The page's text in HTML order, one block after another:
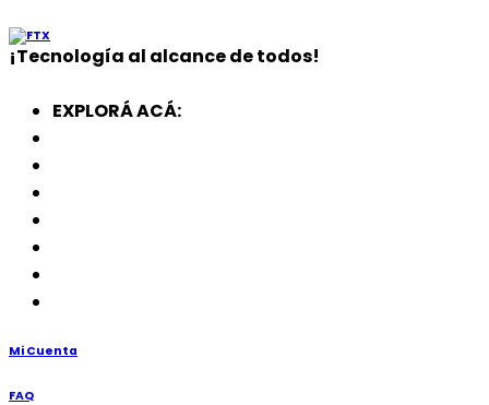
¡Tecnología al alcance de todos!
EXPLORÁ ACÁ:
Mi Cuenta
FAQ